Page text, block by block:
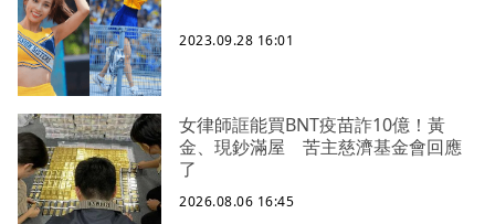
2023.09.28 16:01
女律師誆能買BNT疫苗詐10億！黃
金、現鈔滿屋 苦主慈濟基金會回應
了
2026.08.06 16:45